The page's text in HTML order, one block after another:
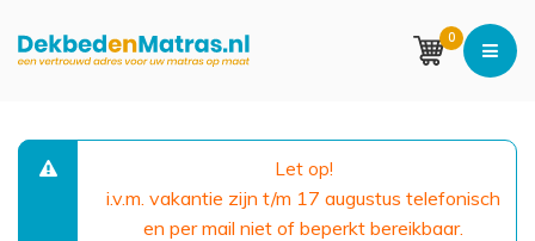
0
Let op!
i.v.m. vakantie zijn t/m 17 augustus telefonisch
en per mail niet of beperkt bereikbaar.